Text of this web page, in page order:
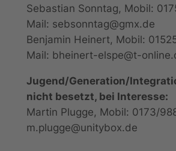
Sebastian Sonntag, Mobil:
Mail: sebsonntag@gmx.de
Benjamin Heinert, Mobil:
Mail: bheinert-elspe@t-
Jugend/Generation/
nicht besetzt, bei Interesse:
Martin Plugge, Mobil: 0173/
m.plugge@unitybox.de